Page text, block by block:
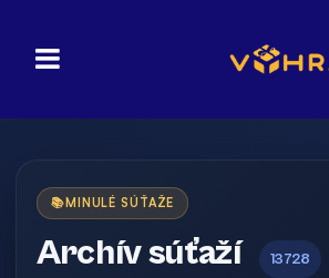
📚 MINULÉ SÚŤAŽE
Archív súťaží 13728